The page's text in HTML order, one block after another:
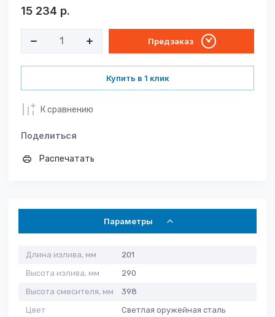
15 234 р.
Предзаказ
Купить в 1 клик
К сравнению
Поделиться
Распечатать
Параметры
Длина излива, мм
201
Высота излива, мм
290
Высота смесителя, мм
398
Цвет
Светлая оружейная сталь